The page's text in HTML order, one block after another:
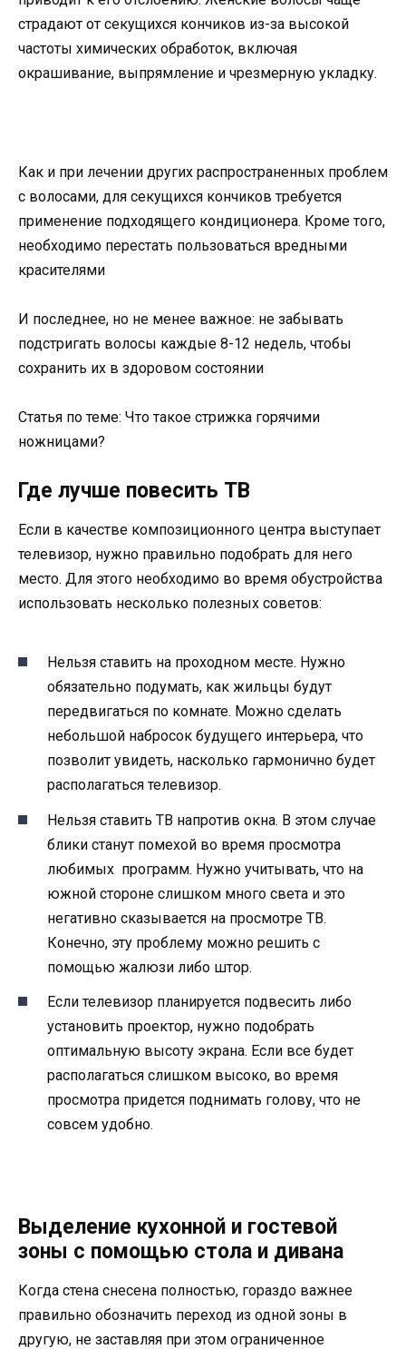
страдают от секущихся кончиков из-за высокой
частоты химических обработок, включая
окрашивание, выпрямление и чрезмерную укладку.
Как и при лечении других распространенных проблем
с волосами, для секущихся кончиков требуется
применение подходящего кондиционера. Кроме того,
необходимо перестать пользоваться вредными
красителями
И последнее, но не менее важное: не забывать
подстригать волосы каждые 8-12 недель, чтобы
сохранить их в здоровом состоянии
Статья по теме: Что такое стрижка горячими
ножницами?
Где лучше повесить ТВ
Если в качестве композиционного центра выступает
телевизор, нужно правильно подобрать для него
место. Для этого необходимо во время обустройства
использовать несколько полезных советов:
Нельзя ставить на проходном месте. Нужно
обязательно подумать, как жильцы будут
передвигаться по комнате. Можно сделать
небольшой набросок будущего интерьера, что
позволит увидеть, насколько гармонично будет
располагаться телевизор.
Нельзя ставить ТВ напротив окна. В этом случае
блики станут помехой во время просмотра
любимых программ. Нужно учитывать, что на
южной стороне слишком много света и это
негативно сказывается на просмотре ТВ.
Конечно, эту проблему можно решить с
помощью жалюзи либо штор.
Если телевизор планируется подвесить либо
установить проектор, нужно подобрать
оптимальную высоту экрана. Если все будет
располагаться слишком высоко, во время
просмотра придется поднимать голову, что не
совсем удобно.
Выделение кухонной и гостевой
зоны с помощью стола и дивана
Когда стена снесена полностью, гораздо важнее
правильно обозначить переход из одной зоны в
другую, не заставляя при этом ограниченное